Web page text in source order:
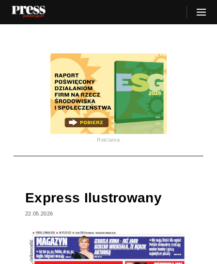
Reklama
Express Ilustrowany
22.05.2026